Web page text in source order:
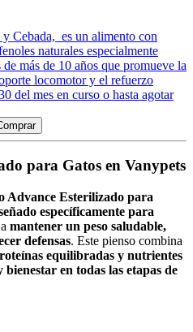
Cebada, es un alimento con
naturales especialmente
más de 10 años que promueve la
locomotor y el refuerzo
del mes en curso o hasta agotar
para Gatos en Vanypets
Advance Esterilizado para
específicamente para
mantener un peso saludable,
defensas. Este pienso combina
equilibradas y nutrientes
bienestar en todas las etapas de